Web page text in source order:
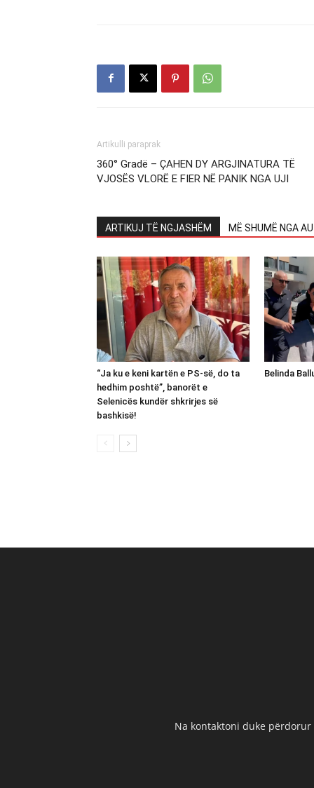
Artikulli paraprak
360° Gradë – ÇAHEN DY ARGJINATURA TË
VJOSËS VLORË E FIER NË PANIK NGA UJI
ARTIKUJ TË NGJASHËM MË SHUMË NGA
“Ja ku e keni kartën e PS-së, do ta
hedhim poshtë”, banorët e
Selenicës kundër shkrirjes së
bashkisë!
Belinda
Na kontaktoni duke përdorur